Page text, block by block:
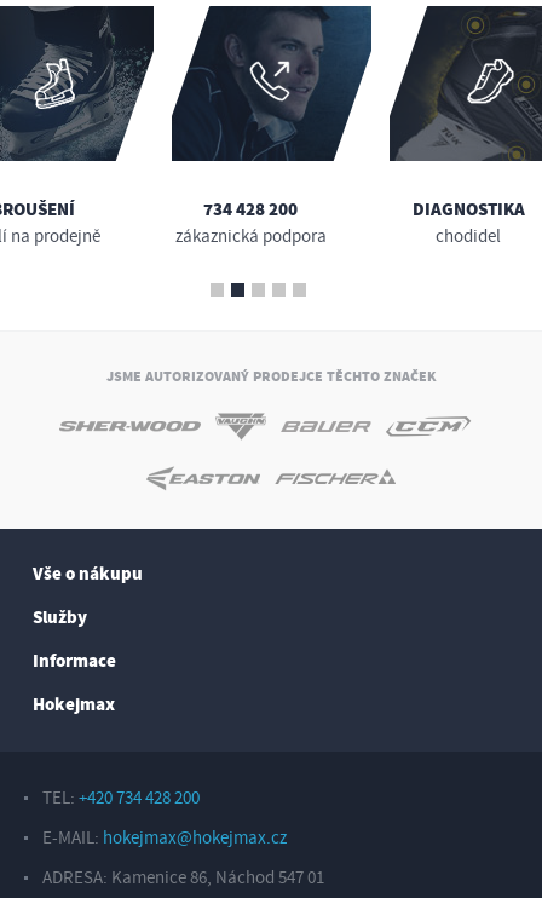
na prodejně
734 428 200
zákaznická podpora
DIAGNOSTIKA
chodidel
JSME AUTORIZOVANÝ PRODEJCE TĚCHTO ZNAČEK
Vše o nákupu
Služby
Informace
Hokejmax
TEL: +420 734 428 200
E-MAIL: hokejmax@hokejmax.cz
ADRESA: Kamenice 86, Náchod 547 01